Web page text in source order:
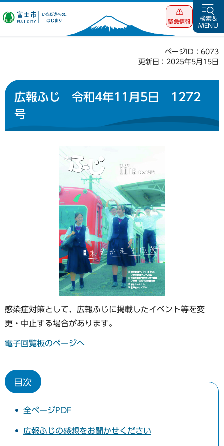
富士市 いただ
緊急情報
検索&
MENU
ページID：6073
更新日：2025年5月15日
広報ふじ 令和4年11月5日 1272
号
感染症対策として、広報ふじに掲載したイベント等を変
更・中止する場合があります。
電子回覧板のページへ
目次
全ページPDF
広報ふじの感想をお聞かせください